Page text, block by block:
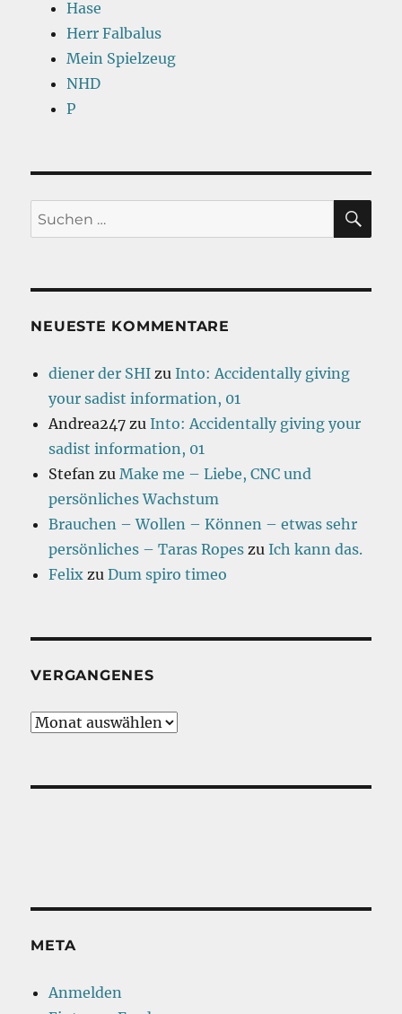
Hase
Herr Falbalus
Mein Spielzeug
NHD
P
Suchen
nach:
NEUESTE KOMMENTARE
diener der SHI zuInto: Accidentally giving
your sadist information, 01
Andrea247 zuInto: Accidentally giving your
sadist information, 01
Stefan zuMake me – Liebe, CNC und
persönliches Wachstum
Brauchen – Wollen – Können – etwas sehr
persönliches – Taras Ropes zuIch kann das.
Felix zuDum spiro timeo
VERGANGENES
Vergangenes
META
Anmelden